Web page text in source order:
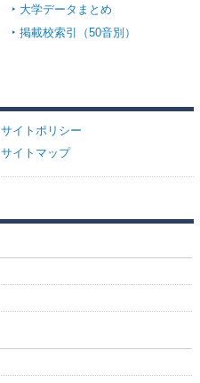
大学データまとめ
掲載校索引（50音別）
サイトポリシー
サイトマップ